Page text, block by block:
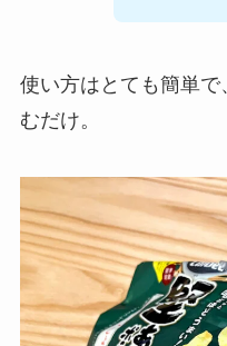
使い方はとても簡単
むだけ。